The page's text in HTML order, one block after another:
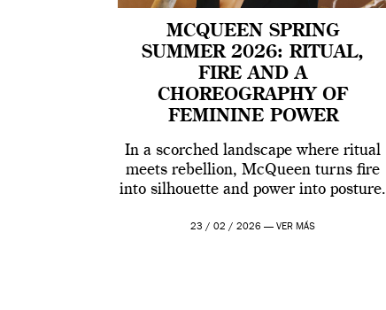
MCQUEEN SPRING
SUMMER 2026: RITUAL,
FIRE AND A
CHOREOGRAPHY OF
FEMININE POWER
In a scorched landscape where ritual
meets rebellion, McQueen turns fire
into silhouette and power into posture.
23 / 02 / 2026 —VER MÁS